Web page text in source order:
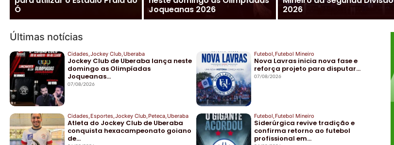
Ó
Joqueanas 2026
2026
Últimas notícias
Cidades,Jockey Club,Uberaba
Jockey Club de Uberaba lança neste
domingo as Olimpíadas
Joqueanas…
07/08/2026
Futebol,Futebol Mineiro
Nova Lavras inicia nova fase e
reforça projeto para disputar…
07/08/2026
Cidades, Esportes, Jockey Club, Peteca, Uberaba
Atleta do Jockey Club de Uberaba
conquista hexacampeonato goiano
de…
Futebol Futebol Mineiro
Siderúrgica revive tradição e
confirma retorno ao futebol
profissional em…